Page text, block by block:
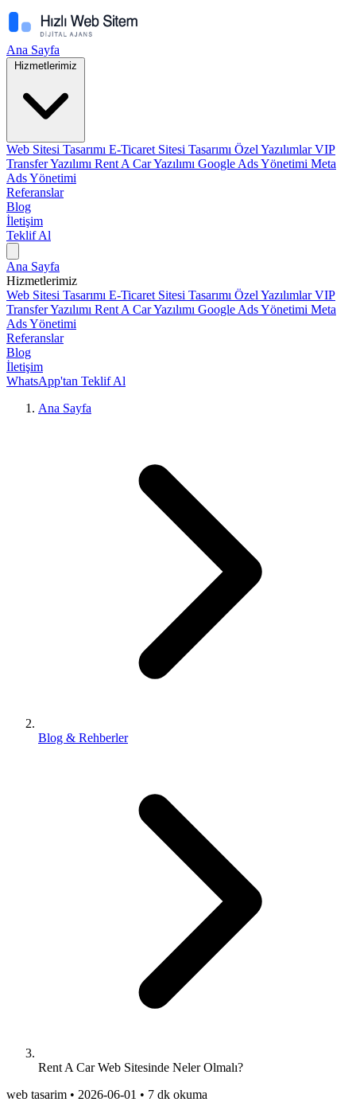
Ana Sayfa
Hizmetlerimiz
Web Sitesi Tasarımı E-Ticaret Sitesi Tasarımı Özel YazılımlarVIP
Transfer Yazılımı Rent A Car Yazılımı Google Ads Yönetimi Meta
Ads Yönetimi
Referanslar
Blog
İletişim
Teklif Al
Ana Sayfa
Hizmetlerimiz
Web Sitesi Tasarımı E-Ticaret Sitesi Tasarımı Özel YazılımlarVIP
Transfer Yazılımı Rent A Car Yazılımı Google Ads Yönetimi Meta
Ads Yönetimi
Referanslar
Blog
İletişim
WhatsApp'tan Teklif Al
Ana Sayfa
Blog & Rehberler
Rent A Car Web Sitesinde Neler Olmalı?
web tasarim • 2026-06-01 • 7 dk okuma